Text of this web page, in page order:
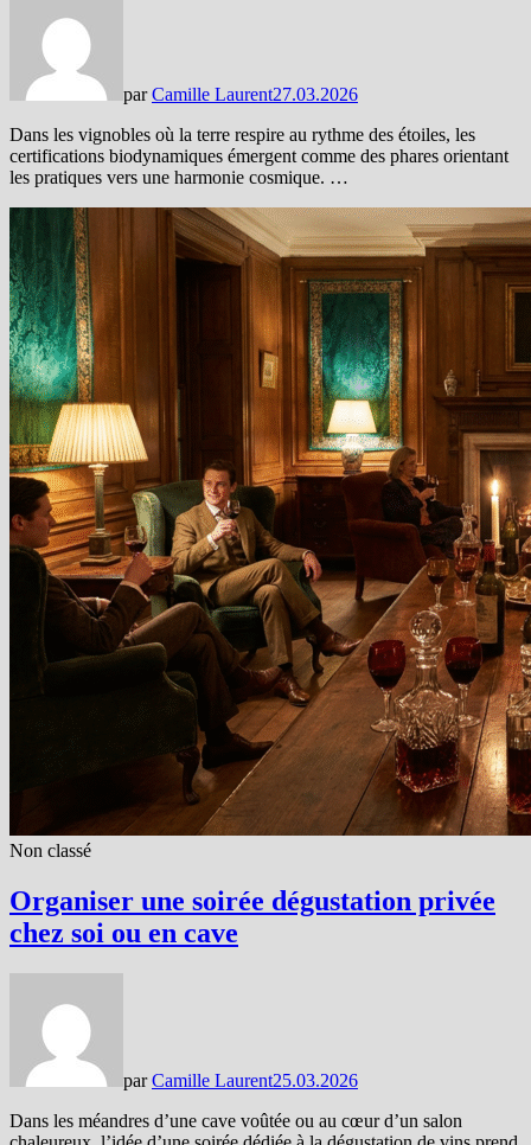
parCamille Laurent27.03.2026
Dans les vignobles où la terre respire au rythme des étoiles, les
certifications biodynamiques émergent comme des phares orientant
les pratiques vers une harmonie cosmique. …
Non classé
Organiser une soirée dégustation privée
chez soi ou en cave
parCamille Laurent25.03.2026
Dans les méandres d’une cave voûtée ou au cœur d’un salon